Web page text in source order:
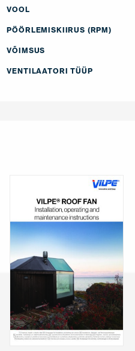
VOOL
PÖÖRLEMISKIIRUS (RPM)
VÕIMSUS
VENTILAATORI TÜÜP